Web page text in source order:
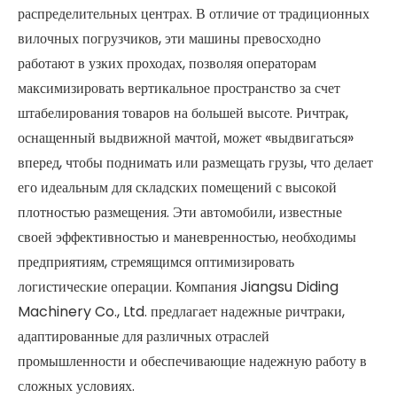
распределительных центрах. В отличие от традиционных
вилочных погрузчиков, эти машины превосходно
работают в узких проходах, позволяя операторам
максимизировать вертикальное пространство за счет
штабелирования товаров на большей высоте. Ричтрак,
оснащенный выдвижной мачтой, может «выдвигаться»
вперед, чтобы поднимать или размещать грузы, что делает
его идеальным для складских помещений с высокой
плотностью размещения. Эти автомобили, известные
своей эффективностью и маневренностью, необходимы
предприятиям, стремящимся оптимизировать
логистические операции. Компания Jiangsu Diding
Machinery Co., Ltd. предлагает надежные ричтраки,
адаптированные для различных отраслей
промышленности и обеспечивающие надежную работу в
сложных условиях.